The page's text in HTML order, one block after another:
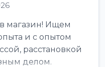
магазин! Ищем
и с опытом
расстановкой
делом.